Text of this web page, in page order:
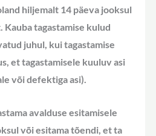
hiljemalt 14 päeva jooksul
Kauba tagastamise kulud
juhul, kui tagastamise
et tagastamisele kuuluv asi
või defektiga asi).
avalduse esitamisele
või esitama tõendi, et ta